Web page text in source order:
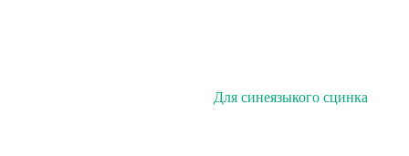
Для синеязыкого сцинка